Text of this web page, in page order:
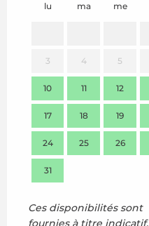
lu ma me
3 4 5
10 11 12
17 18 19
24 25 26
31
Ces disponibilités sont